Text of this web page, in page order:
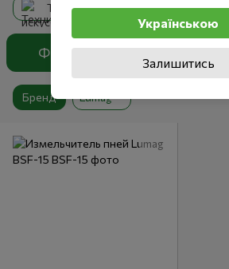
Техника для уборки пляжа
Фильтр По
Бренд Lumag
Українською
Залишитись